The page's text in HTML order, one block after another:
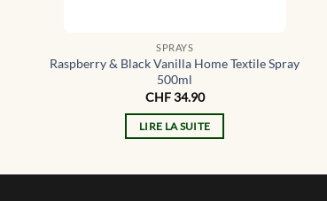
SPRAYS
Raspberry & Black Vanilla Home Textile Spray
500ml
CHF34.90
LIRE LA SUITE